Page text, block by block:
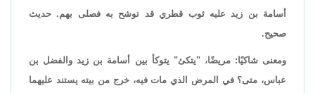
أسامة بن زيد عليه ثوب قطري قد توشح به فصلى بهم. حديث
صحيح.
ومعنى شاكيًا: مريضًا، "يتكئ" يتوكأ بين أسامة بن زيد والفضل بن
عباس، متى؟ في المرض الذي مات فيه، خرج من بيته يستند عليهما